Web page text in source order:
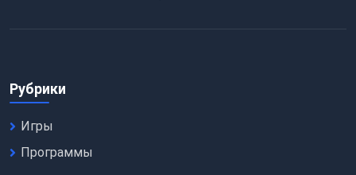
Рубрики
Игры
Программы